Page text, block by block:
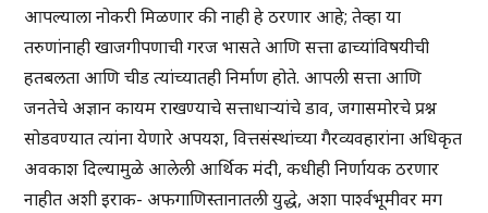
आपल्याला नोकरी मिळणार की नाही हे ठरणार आहे; तेव्हा या
तरुणांनाही खाजगीपणाची गरज भासते आणि सत्ता ढाच्यांविषयीची
हतबलता आणि चीड त्यांच्यातही निर्माण होते. आपली सत्ता आणि
जनतेचे अज्ञान कायम राखण्याचे सत्ताधाऱ्यांचे डाव, जगासमोरचे प्रश्न
सोडवण्यात त्यांना येणारे अपयश, वित्तसंस्थांच्या गैरव्यवहारांना अधिकृत
अवकाश दिल्यामुळे आलेली आर्थिक मंदी, कधीही निर्णायक ठरणार
नाहीत अशी इराक- अफगाणिस्तानातली युद्धे, अशा पार्श्वभूमीवर मग